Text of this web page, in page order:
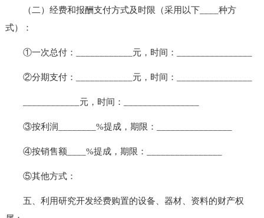
（二）经费和报酬支付方式及时限（采用以下____种方
式）：
①一次总付：____________元，时间：________________
②分期支付：____________元，时间：________________
____________元，时间：________________
③按利润________%提成，期限：________________
④按销售额____%提成，期限：________________
⑤其他方式：
五、利用研究开发经费购置的设备、器材、资料的财产权